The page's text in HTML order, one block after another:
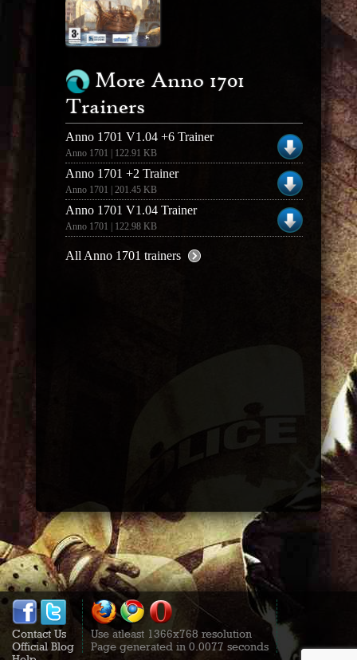
More Anno 1701
Trainers
Anno 1701 V1.04 +6 Trainer
Anno 1701 | 122.91 KB
Anno 1701 +2 Trainer
Anno 1701 | 201.45 KB
Anno 1701 V1.04 Trainer
Anno 1701 | 122.98 KB
All Anno 1701 trainers
Contact Us
Official Blog
Use atleast 1366x768 resolution
Page generated in 0.0077 seconds